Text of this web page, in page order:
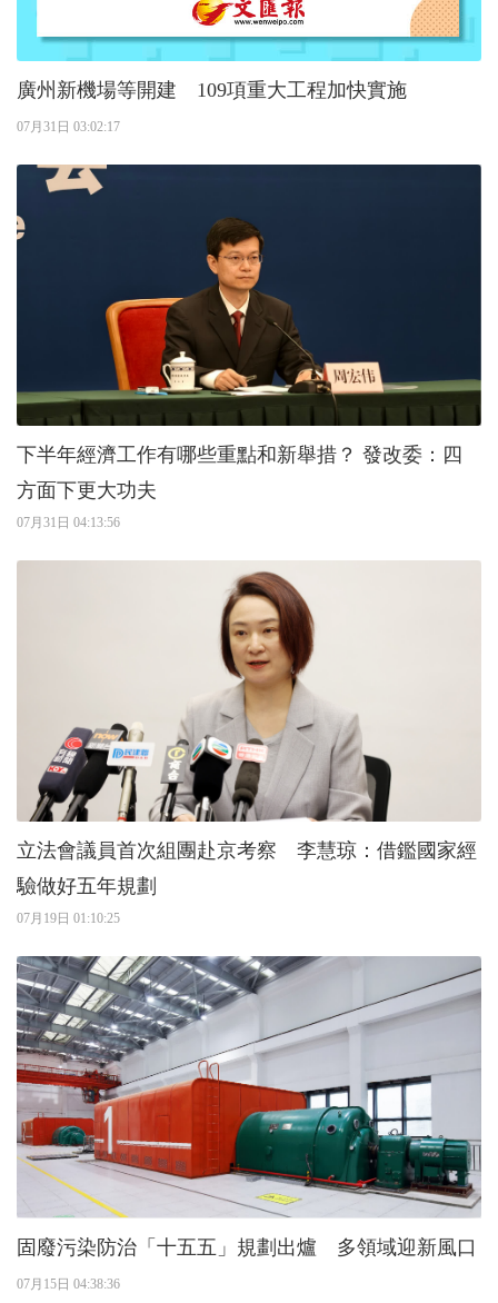
廣州新機場等開建 109項重大工程加快實施
07月31日 03:02:17
下半年經濟工作有哪些重點和新舉措？ 發改委：四
方面下更大功夫
07月31日 04:13:56
立法會議員首次組團赴京考察 李慧琼：借鑑國家經
驗做好五年規劃
07月19日 01:10:25
固廢污染防治「十五五」規劃出爐 多領域迎新風口
07月15日 04:38:36